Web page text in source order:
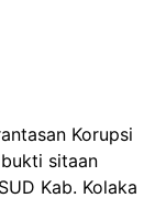
Korupsi
sitaan
Kab. Kolaka